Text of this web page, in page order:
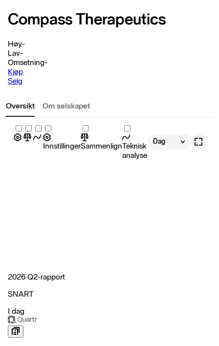
Compass Therapeutics
Høy-
Lav-
Omsetning-
Kjøp
Selg
Oversikt Om selskapet
InnstillingerSammenlignTeknisk
analyse
Dag
2026 Q2-rapport
SNART
I dag